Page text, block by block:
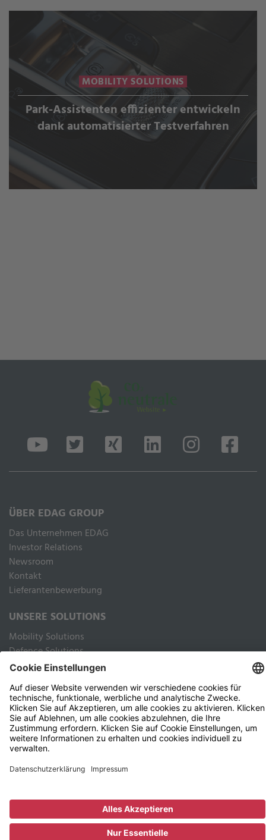
MOBILITY SOLUTIONS
Park-Assistenten effizienter entwickeln
dank automatisierter Testverfahren
ÜBER EDAG GROUP
Das Unternehmen EDAG
Inves­tor Rela­ti­ons
Newsroom
Kontakt
Lieferantenbewerbung
UNSERE SOLUTIONS
Mobility Solutions
Defence Solutions
Industry Solutions
Public Solutions
RECHTLICHES
Impressum
Datenschutz Webseite
Datenschutz Kunden und Geschäftspartner
Nutzungsbedingungen